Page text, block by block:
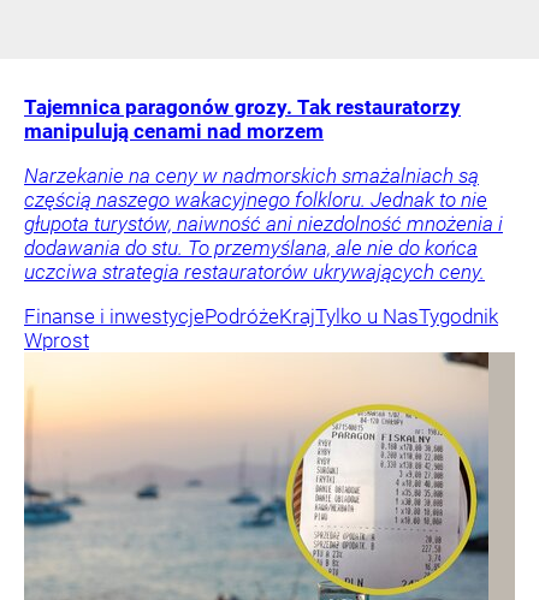
Tajemnica paragonów grozy. Tak restauratorzy
manipulują cenami nad morzem
Narzekanie na ceny w nadmorskich smażalniach są
częścią naszego wakacyjnego folkloru. Jednak to nie
głupota turystów, naiwność ani niezdolność mnożenia i
dodawania do stu. To przemyślana, ale nie do końca
uczciwa strategia restauratorów ukrywających ceny.
Finanse i inwestycjePodróżeKrajTylko u NasTygodnik
Wprost